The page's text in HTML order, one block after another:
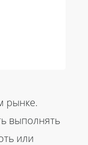
рынке.
выполнять
или